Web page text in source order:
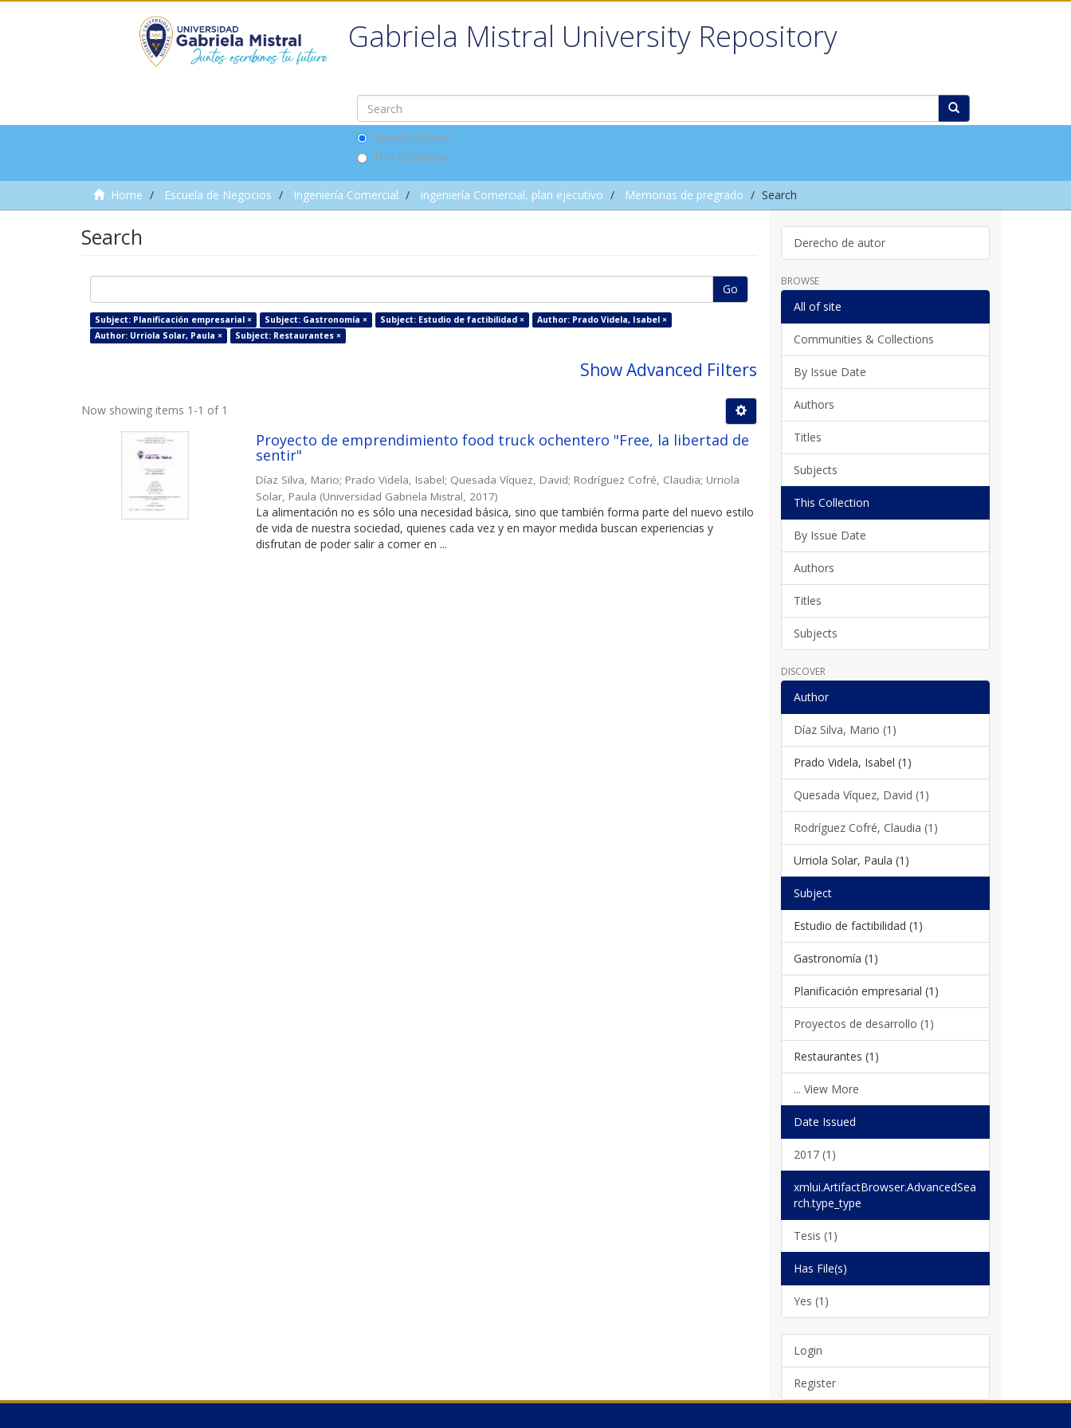
Gabriela Mistral University Repository
Search DSpace
This Collection
Home Escuela de Negocios Ingeniería Comercial Ingeniería Comercial, plan ejecutivo Memorias de pregrado Search
Search
Go
Subject: Planificación empresarial × Subject: Gastronomía × Subject: Estudio de factibilidad ×
Author: Prado Videla, Isabel ×
Author: Urriola Solar, Paula ×
Subject: Restaurantes ×
Show Advanced Filters
Now showing items 1-1 of 1
Proyecto de emprendimiento food truck ochentero "Free, la libertad de
sentir"
Díaz Silva, Mario; Prado Videla, Isabel; Quesada Víquez, David; Rodríguez Cofré, Claudia; Urriola
Solar, Paula (Universidad Gabriela Mistral 2017)
La alimentación no es sólo una necesidad básica, sino que también forma parte del nuevo estilo
de vida de nuestra sociedad, quienes cada vez y en mayor medida buscan experiencias y
disfrutan de poder salir a comer en ...
Derecho de autor
BROWSE
All of site
Communities & Collections
By Issue Date
Authors
Titles
Subjects
This Collection
By Issue Date
Authors
Titles
Subjects
DISCOVER
Author
Díaz Silva, Mario (1)
Prado Videla, Isabel (1)
Quesada Víquez, David (1)
Rodríguez Cofré, Claudia (1)
Urriola Solar, Paula (1)
Subject
Estudio de factibilidad (1)
Gastronomía (1)
Planificación empresarial (1)
Proyectos de desarrollo (1)
Restaurantes (1)
... View More
Date Issued
2017 (1)
xmlui.ArtifactBrowser.AdvancedSea
rch.type_type
Tesis (1)
Has File(s)
Yes (1)
Login
Register